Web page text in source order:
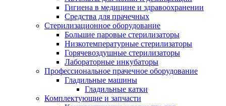
Гигиена в медицине и здравоохранении
Средства для прачечных
Стерилизационное оборудование
Большие паровые стерилизаторы
Низкотемпературные стерилизаторы
Горячевоздушные стерилизаторы
Лабораторные инкубаторы
Профессиональное прачечное оборудование
Гладильные машины
Гладильные катки
Комплектующие и запчасти